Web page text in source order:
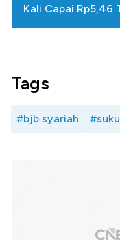
Kali Capai Rp5,46
Tags
#bjb syariah